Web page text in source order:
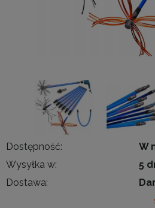
Dostępność:
W
Wysyłka w:
5
Dostawa:
Cena nie zawiera ewentualnych